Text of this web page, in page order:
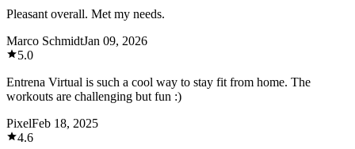
Pleasant overall. Met my needs.
Marco SchmidtJan 09, 2026
5.0
Entrena Virtual is such a cool way to stay fit from home. The
workouts are challenging but fun :)
PixelFeb 18, 2025
4.6